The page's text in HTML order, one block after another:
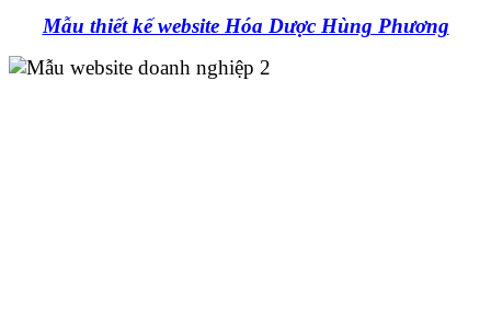
Mẫu thiết kế website Hóa Dược Hùng Phương